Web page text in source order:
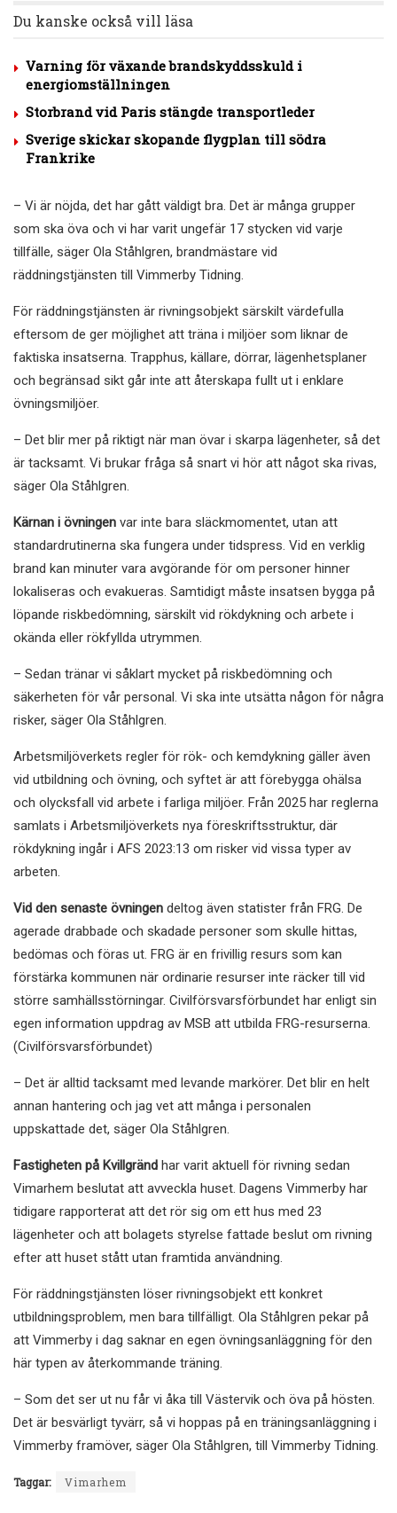
Du kanske också vill läsa
Varning för växande brandskyddsskuld i
energiomställningen
Storbrand vid Paris stängde transportleder
Sverige skickar skopande flygplan till södra
Frankrike
– Vi är nöjda, det har gått väldigt bra. Det är många grupper
som ska öva och vi har varit ungefär 17 stycken vid varje
tillfälle, säger Ola Ståhlgren, brandmästare vid
räddningstjänsten till Vimmerby Tidning.
För räddningstjänsten är rivningsobjekt särskilt värdefulla
eftersom de ger möjlighet att träna i miljöer som liknar de
faktiska insatserna. Trapphus, källare, dörrar, lägenhetsplaner
och begränsad sikt går inte att återskapa fullt ut i enklare
övningsmiljöer.
– Det blir mer på riktigt när man övar i skarpa lägenheter, så det
är tacksamt. Vi brukar fråga så snart vi hör att något ska rivas,
säger Ola Ståhlgren.
Kärnan i övningen var inte bara släckmomentet, utan att
standardrutinerna ska fungera under tidspress. Vid en verklig
brand kan minuter vara avgörande för om personer hinner
lokaliseras och evakueras. Samtidigt måste insatsen bygga på
löpande riskbedömning, särskilt vid rökdykning och arbete i
okända eller rökfyllda utrymmen.
– Sedan tränar vi såklart mycket på riskbedömning och
säkerheten för vår personal. Vi ska inte utsätta någon för några
risker, säger Ola Ståhlgren.
Arbetsmiljöverkets regler för rök- och kemdykning gäller även
vid utbildning och övning, och syftet är att förebygga ohälsa
och olycksfall vid arbete i farliga miljöer. Från 2025 har reglerna
samlats i Arbetsmiljöverkets nya föreskriftsstruktur, där
rökdykning ingår i AFS 2023:13 om risker vid vissa typer av
arbeten.
Vid den senaste övningen deltog även statister från FRG. De
agerade drabbade och skadade personer som skulle hittas,
bedömas och föras ut. FRG är en frivillig resurs som kan
förstärka kommunen när ordinarie resurser inte räcker till vid
större samhällsstörningar. Civilförsvarsförbundet har enligt sin
egen information uppdrag av MSB att utbilda FRG-resurserna.
(Civilförsvarsförbundet)
– Det är alltid tacksamt med levande markörer. Det blir en helt
annan hantering och jag vet att många i personalen
uppskattade det, säger Ola Ståhlgren.
Fastigheten på Kvillgränd har varit aktuell för rivning sedan
Vimarhem beslutat att avveckla huset. Dagens Vimmerby har
tidigare rapporterat att det rör sig om ett hus med 23
lägenheter och att bolagets styrelse fattade beslut om rivning
efter att huset stått utan framtida användning.
För räddningstjänsten löser rivningsobjekt ett konkret
utbildningsproblem, men bara tillfälligt. Ola Ståhlgren pekar på
att Vimmerby i dag saknar en egen övningsanläggning för den
här typen av återkommande träning.
– Som det ser ut nu får vi åka till Västervik och öva på hösten.
Det är besvärligt tyvärr, så vi hoppas på en träningsanläggning i
Vimmerby framöver, säger Ola Ståhlgren, till Vimmerby Tidning.
Taggar: Vimarhem